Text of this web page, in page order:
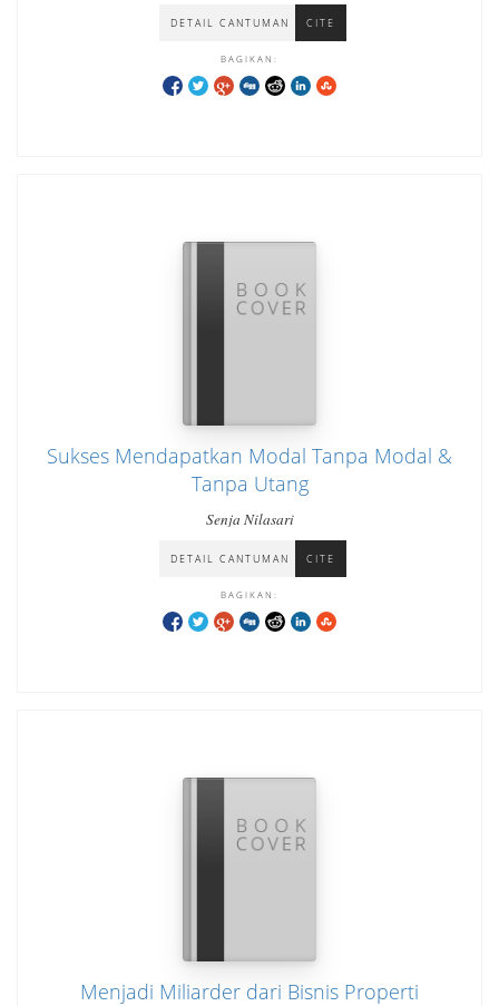
DETAIL CANTUMAN CITE
BAGIKAN:
Sukses Mendapatkan Modal Tanpa Modal &
Tanpa Utang
Senja Nilasari
DETAIL CANTUMAN CITE
BAGIKAN:
Menjadi Miliarder dari Bisnis Properti